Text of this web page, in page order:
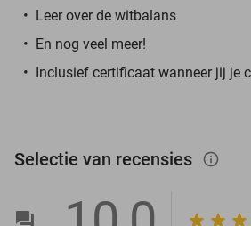
Leer over de witbalans
En nog veel meer!
Inclusief certificaat wanneer jij je
Selectie van recensies info_outlined